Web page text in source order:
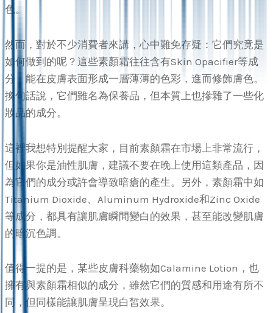
色。
然而，對於不少消費者來講，心中難免存疑：它們究竟是
如何做到的呢？這些素顏霜往往含有Skin Opacifier等成
分，能在皮膚表面形成一層薄薄的色彩，進而修飾膚色。
換句話說，它們雖名為保養品，但本質上也摻雜了一些化
妝品的成分。
這裡我想特別提醒大家，目前素顏霜在市場上非常流行，
但如果你是油性肌膚，建議不要在晚上使用這類產品，因
為它們的成分或許會導致暗瘡的產生。另外，素顏霜中如
Titanium Dioxide、Aluminum Hydroxide和Zinc Oxide
等成分，都具有讓肌膚瞬間變白的效果，甚至能改變肌膚
的暗沉色調。
值得一提的是，某些皮膚科藥物如Calamine Lotion，也
擁有與素顏霜相似的成分，雖然它們的質感和用途有所不
同，但同樣能讓肌膚呈現白皙效果。